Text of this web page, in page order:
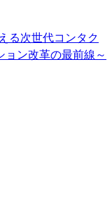
る次世代コンタク
ョン改革の最前線～